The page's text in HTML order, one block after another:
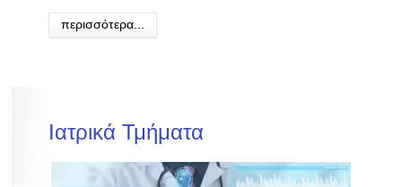
περισσότερα...
ΙατρικάΤμήματα